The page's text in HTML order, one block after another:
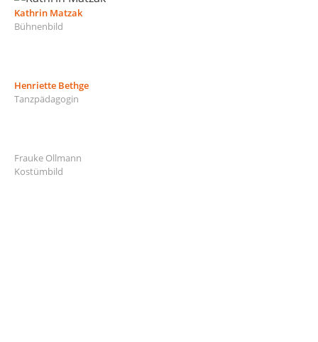
Kathrin Matzak
Bühnenbild
Henriette Bethge
Tanzpädagogin
Frauke Ollmann
Kostümbild